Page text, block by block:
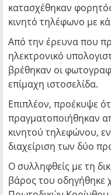
κατασχέθηκαν
κινητό τηλέφωνο με
Από την έρευνα που
ηλεκτρονικό
βρέθηκαν οι
επίμαχη ιστοσελίδα.
Επιπλέον, προέκυψε
πραγματοποιήθηκαν
κινητού τηλεφώνου,
διαχείριση των δύο
Ο συλληφθείς με τη
βάρος του οδηγήθηκε